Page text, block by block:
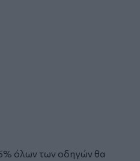
όλων των οδηγών θα